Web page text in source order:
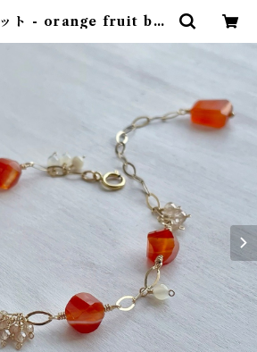
ット - orange fruit bra
然石アクセサリー KiNaR